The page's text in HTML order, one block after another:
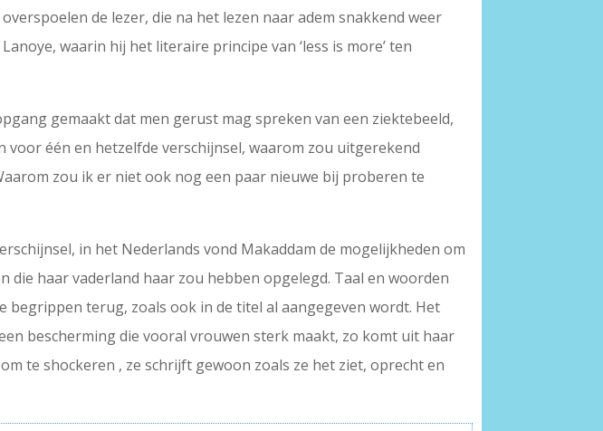
de lezer, die na het lezen naar adem snakkend weer
waarin hij het literaire principe van ‘less is more’ ten
gemaakt dat men gerust mag spreken van een ziektebeeld,
één en hetzelfde verschijnsel, waarom zou uitgerekend
zou ik er niet ook nog een paar nieuwe bij proberen te
in het Nederlands vond Makaddam de mogelijkheden om
haar vaderland haar zou hebben opgelegd. Taal en woorden
begrippen terug, zoals ook in de titel al aangegeven wordt. Het
bescherming die vooral vrouwen sterk maakt, zo komt uit haar
te shockeren , ze schrijft gewoon zoals ze het ziet, oprecht en